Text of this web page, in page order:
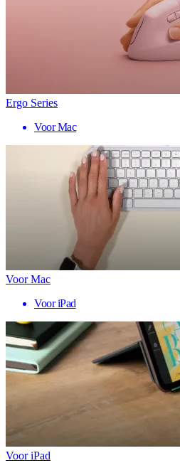
Ergo Series
Voor Mac
Voor Mac
Voor iPad
Voor iPad